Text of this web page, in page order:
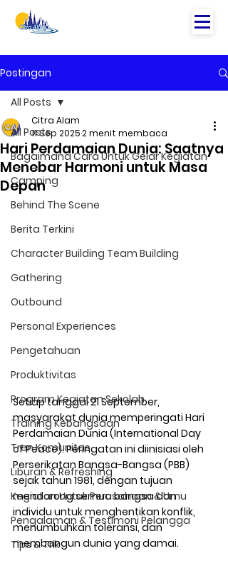
Postingan
All Posts
Bagaimana Cara Untuk Gelar Kegiatan
Camping
Behind The Scene
Berita Terkini
Character Building Team Building
Gathering
Outbound
Personal Experiences
Pengetahuan
Produktivitas
Program Kegiatan Sekolah
Training Kebangsaan
Tren Komunitas
Liburan & Refreshing
Kegiatan Untuk Perusahaan & Umu
Pengalaman & Testimoni Pelangga
Tips & Trik
All Posts
Hari Perdamaian Dunia: Saatnya
Menebar Harmoni untuk Masa
Depan
Citra Alam
11 Sep 20252 menit membaca
Setiap tanggal 21 September,
masyarakat dunia memperingati Hari
Perdamaian Dunia (International Day
of Peace). Peringatan ini diinisiasi oleh
Perserikatan Bangsa-Bangsa (PBB)
sejak tahun 1981, dengan tujuan
mendorong semua bangsa dan
individu untuk menghentikan konflik,
menumbuhkan toleransi, dan
membangun dunia yang damai.